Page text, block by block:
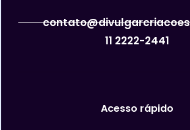
11 2222-2441
Acesso rápido